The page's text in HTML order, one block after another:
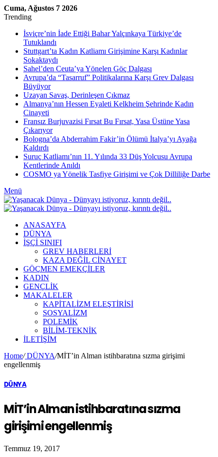
Cuma, Ağustos 7 2026
Trending
İsviçre’nin İade Ettiği Bahar Yalçınkaya Türkiye’de
Tutuklandı
Stuttgart’ta Kadın Katliamı Girişimine Karşı Kadınlar
Sokaktaydı
Sahel’den Ceuta’ya Yönelen Göç Dalgası
Avrupa’da “Tasarruf” Politikalarına Karşı Grev Dalgası
Büyüyor
Uzayan Savaş, Derinleşen Çıkmaz
Almanya’nın Hessen Eyaleti Kelkheim Şehrinde Kadın
Cinayeti
Fransız Burjuvazisi Fırsat Bu Fırsat, Yasa Üstüne Yasa
Çıkarıyor
Bologna’da Abderrahim Fakir’in Ölümü İtalya’yı Ayağa
Kaldırdı
Suruç Katliamı’nın 11. Yılında 33 Düş Yolcusu Avrupa
Kentlerinde Anıldı
COSMO ya Yönelik Tasfiye Girişimi ve Çok Dilliliğe Darbe
Menü
ANASAYFA
DÜNYA
İŞÇİ SINIFI
GREV HABERLERİ
KAZA DEĞİL CİNAYET
GÖÇMEN EMEKÇİLER
KADIN
GENÇLİK
MAKALELER
KAPİTALİZM ELEŞTİRİSİ
SOSYALİZM
POLEMİK
BİLİM-TEKNİK
ILETIŞIM
Home/DÜNYA/MİT’in Alman istihbaratına sızma girişimi
engellenmiş
DÜNYA
MİT’in Alman istihbaratına sızma
girişimi engellenmiş
Temmuz 19, 2017